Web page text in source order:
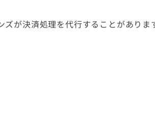
ズが決済処理を代行することがありま